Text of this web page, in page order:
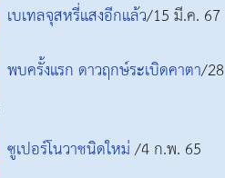
เบเทลจุสหรี่แสงอีกแล้ว/15 มี.ค. 67
พบครั้งแรก ดาวฤกษ์ระเบิดคาตา/28
ซูเปอร์โนวาชนิดใหม่/4 ก.พ. 65